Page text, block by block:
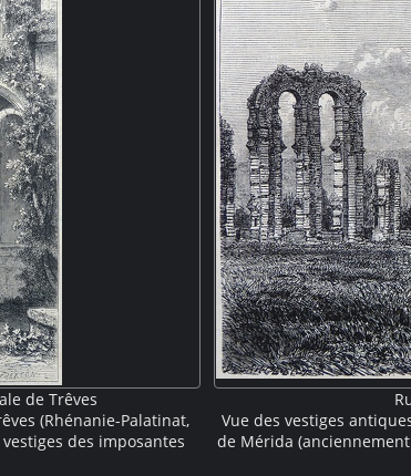
de Trêves
(Rhénanie-Palatinat,
des imposantes
Vue des vestiges
de Mérida